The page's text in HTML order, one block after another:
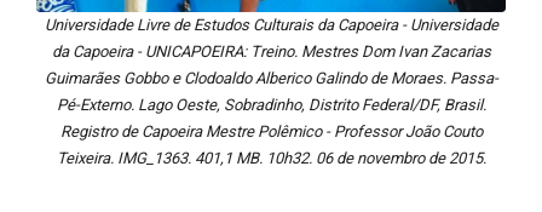
Universidade Livre de Estudos Culturais da Capoeira - Universidade
da Capoeira - UNICAPOEIRA: Treino. Mestres Dom Ivan Zacarias
Guimarães Gobbo e Clodoaldo Alberico Galindo de Moraes. Passa-
Pé-Externo. Lago Oeste, Sobradinho, Distrito Federal/DF, Brasil.
Registro de Capoeira Mestre Polêmico - Professor João Couto
Teixeira. IMG_1363. 401,1 MB. 10h32. 06 de novembro de 2015.